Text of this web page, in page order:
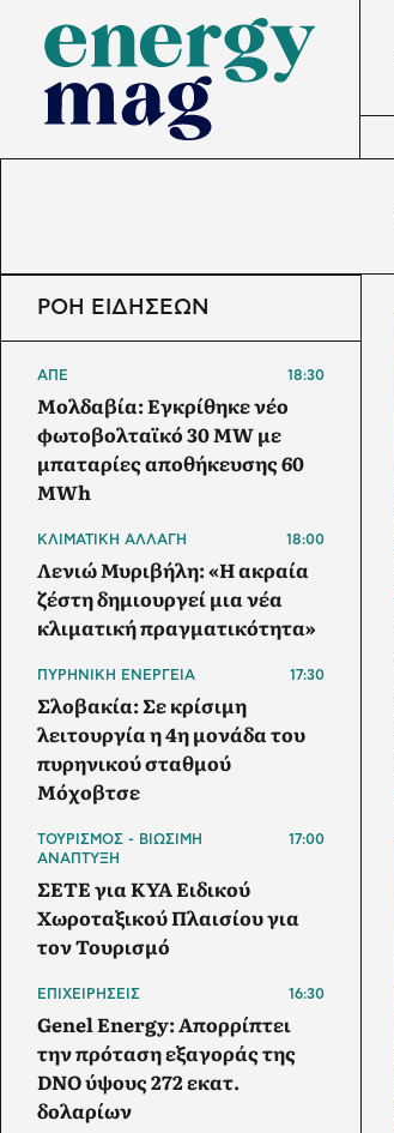
ΡΟΗ ΕΙΔΗΣΕΩΝ
ΑΠΕ 18:30
Μολδαβία: Εγκρίθηκε νέο
φωτοβολταϊκό 30 MW με
μπαταρίες αποθήκευσης 60
MWh
ΚΛΙΜΑΤΙΚΗ ΑΛΛΑΓΗ 18:00
Λενιώ Μυριβήλη: «Η ακραία
ζέστη δημιουργεί μια νέα
κλιματική πραγματικότητα»
ΠΥΡΗΝΙΚΗ ΕΝΕΡΓΕΙΑ 17:30
Σλοβακία: Σε κρίσιμη
λειτουργία η 4η μονάδα του
πυρηνικού σταθμού
Μόχοβτσε
ΤΟΥΡΙΣΜΟΣ - ΒΙΩΣΙΜΗ
ΑΝΑΠΤΥΞΗ
17:00
ΣΕΤΕ για ΚΥΑ Ειδικού
Χωροταξικού Πλαισίου για
τον Τουρισμό
ΕΠΙΧΕΙΡΗΣΕΙΣ 16:30
Genel Energy: Απορρίπτει
την πρόταση εξαγοράς της
DNO ύψους 272 εκατ.
δολαρίων